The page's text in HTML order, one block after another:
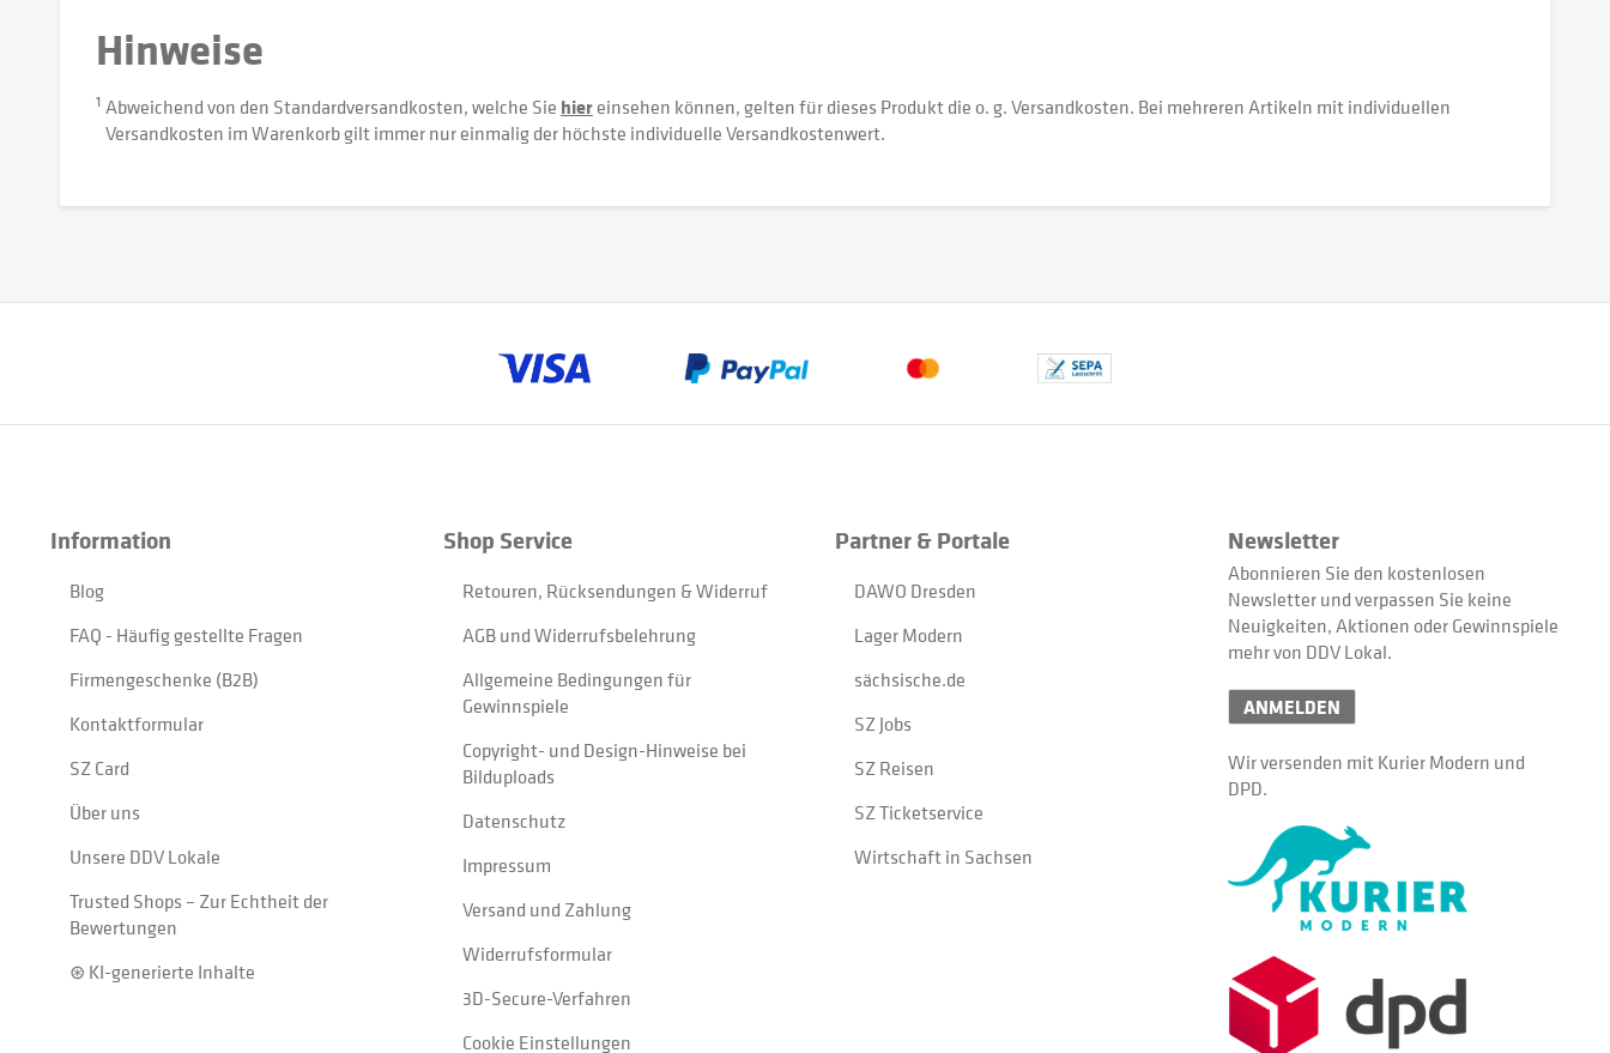
Hinweise
1 Abweichend von den Standardversandkosten, welche Sie hiereinsehen können, gelten für dieses Produkt die o. g. Versandkosten. Bei mehreren Artikeln mit individuellen
Versandkosten im Warenkorb gilt immer nur einmalig der höchste individuelle Versandkostenwert.
Information
Blog
FAQ - Häufig gestellte Fragen
Firmengeschenke (B2B)
Kontaktformular
SZ Card
Über uns
Unsere DDV Lokale
Trusted Shops – Zur Echtheit der
Bewertungen
⊛ KI-generierte Inhalte
Shop Service
Retouren, Rücksendungen & Widerruf
AGB und Widerrufsbelehrung
Allgemeine Bedingungen für
Gewinnspiele
Copyright- und Design-Hinweise bei
Bilduploads
Datenschutz
Impressum
Versand und Zahlung
Widerrufsformular
3D-Secure-Verfahren
Cookie Einstellungen
Partner & Portale
DAWO Dresden
Lager Modern
sächsische.de
SZ Jobs
SZ Reisen
SZ Ticketservice
Wirtschaft in Sachsen
Newsletter
Abonnieren Sie den kostenlosen
Newsletter und verpassen Sie keine
Neuigkeiten, Aktionen oder Gewinnspiele
mehr von DDV Lokal.
ANMELDEN
Wir versenden mit Kurier Modern und
DPD.